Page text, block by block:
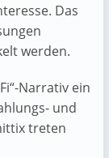
Das
werden.
Narrativ ein
und
treten